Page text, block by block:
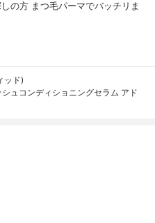
の方 まつ毛パーマでバッチリま
ッド)
ュコンディショニングセラム アド